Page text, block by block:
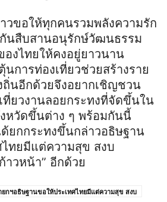
วขอให้ทุกคนรวมพลังความรัก
นสืบสานอนุรักษ์วัฒนธรรม
งไทยให้คงอยู่ยาวนาน
การท่องเที่ยวช่วยสร้างราย
นอีกด้วยจึงอยากเชิญชวน
ยวงานลอยกระทงที่จัดขึ้นใน
หวัดขึ้นต่าง ๆ พร้อมกันนี้
ยกกระทงขึ้นกล่าวอธิษฐาน
ไทยมีแต่ความสุข สงบ
าวหน้า” อีกด้วย
ยกฯอธิษฐานขอให้ประเทศไทยมีแต่ความสุข สงบ